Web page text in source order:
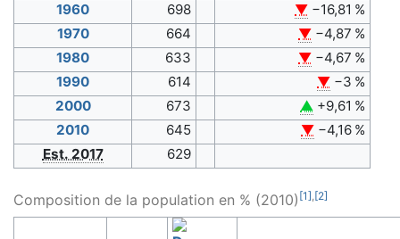
1960
698 ▼ −16,81 %
1970
664 ▼ −4,87 %
1980
633 ▼ −4,67 %
1990
614 ▼ −3 %
2000
673 ▲ +9,61 %
2010
645 ▼ −4,16 %
Est. 2017
629
Composition de la population en % (2010) [1] [2]